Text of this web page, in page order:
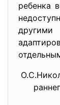
ребенка